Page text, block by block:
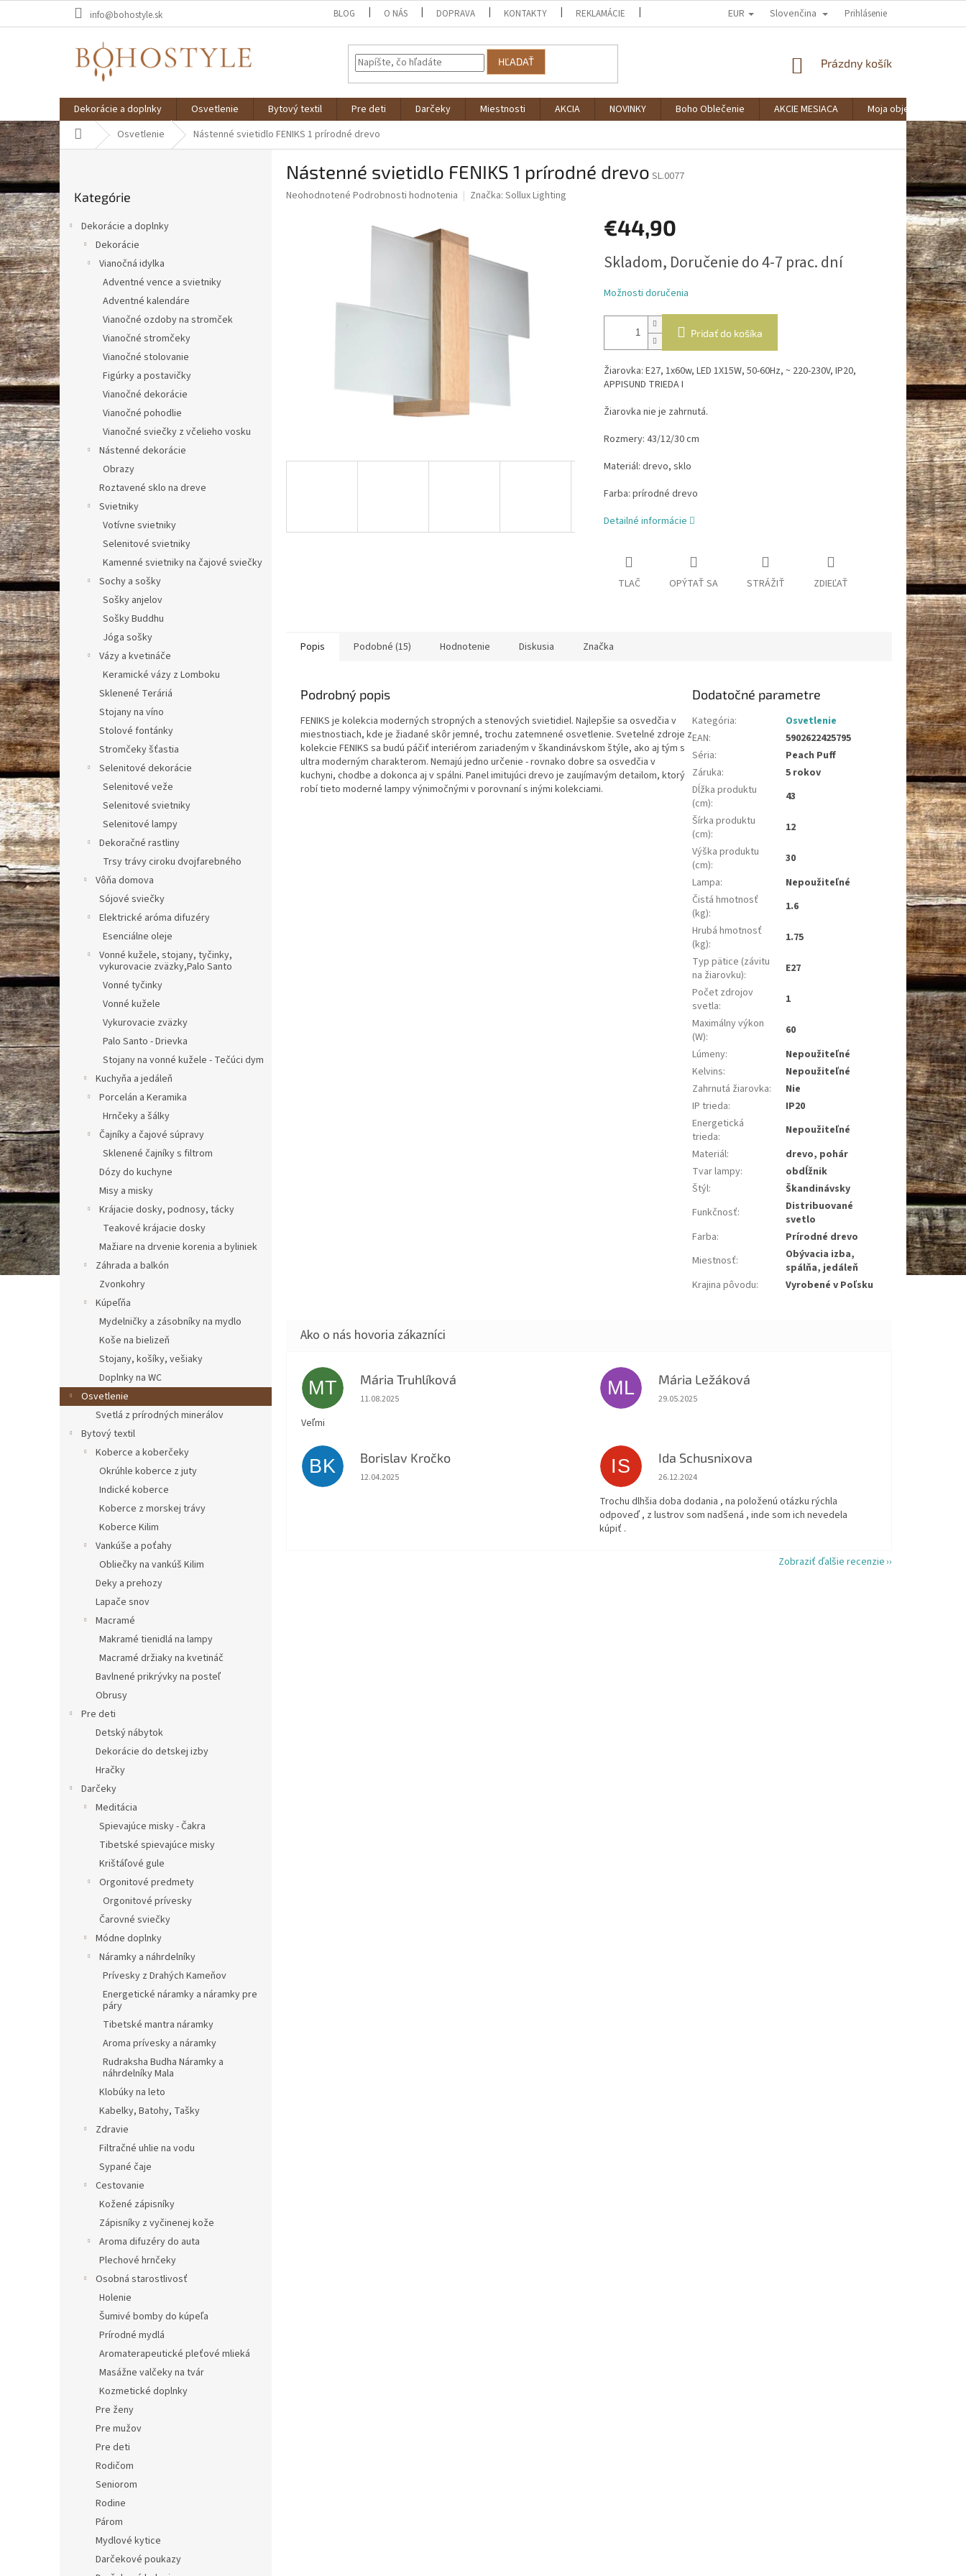
info@bohostyle.sk BLOG O NÁS DOPRAVA KONTAKTY REKLAMÁCIE SPOLUPRÁCA VERNOSTNÝ KLUB BOHOSTYLE
EUR Slovenčina Prihlásenie
HĽADAŤ
NÁKUPNÝ
Prázdny košík
Dekorácie a doplnky Osvetlenie Bytový textil Pre deti Darčeky Miestnosti AKCIA NOVINKY Boho Oblečenie AKCIE MESIACA
Moja objednávka
Domov Osvetlenie Nástenné svietidlo FENIKS 1 prírodné drevo
B
o
č
n
ý
p
a
n
e
l
kategórie
Kategórie
Dekorácie a doplnky
Dekorácie
Vianočná idylka
Adventné vence a svietniky
Adventné kalendáre
Vianočné ozdoby na stromček
Vianočné stromčeky
Vianočné stolovanie
Figúrky a postavičky
Vianočné dekorácie
Vianočné pohodlie
Vianočné sviečky z včelieho vosku
Nástenné dekorácie
Obrazy
Roztavené sklo na dreve
Svietniky
Votívne svietniky
Selenitové svietniky
Kamenné svietniky na čajové sviečky
Sochy a sošky
Sošky anjelov
Sošky Buddhu
Jóga sošky
Vázy a kvetináče
Keramické vázy z Lomboku
Sklenené Teráriá
Stojany na víno
Stolové fontánky
Stromčeky šťastia
Selenitové dekorácie
Selenitové veže
Selenitové svietniky
Selenitové lampy
Dekoračné rastliny
Trsy trávy ciroku dvojfarebného
Vôňa domova
Sójové sviečky
Elektrické aróma difuzéry
Esenciálne oleje
Vonné kužele, stojany, tyčinky,
vykurovacie zväzky,Palo Santo
Vonné tyčinky
Vonné kužele
Vykurovacie zväzky
Palo Santo - Drievka
Stojany na vonné kužele - Tečúci dym
Kuchyňa a jedáleň
Porcelán a Keramika
Hrnčeky a šálky
Čajníky a čajové súpravy
Sklenené čajníky s filtrom
Dózy do kuchyne
Misy a misky
Krájacie dosky, podnosy, tácky
Teakové krájacie dosky
Mažiare na drvenie korenia a byliniek
Záhrada a balkón
Zvonkohry
Kúpeľňa
Mydelničky a zásobníky na mydlo
Koše na bielizeň
Stojany, košíky, vešiaky
Doplnky na WC
Osvetlenie
Svetlá z prírodných minerálov
Bytový textil
Koberce a koberčeky
Okrúhle koberce z juty
Indické koberce
Koberce z morskej trávy
Koberce Kilim
Vankúše a poťahy
Obliečky na vankúš Kilim
Deky a prehozy
Lapače snov
Macramé
Makramé tienidlá na lampy
Macramé držiaky na kvetináč
Bavlnené prikrývky na posteľ
Obrusy
Pre deti
Detský nábytok
Dekorácie do detskej izby
Hračky
Darčeky
Meditácia
Spievajúce misky - Čakra
Tibetské spievajúce misky
Krištáľové gule
Orgonitové predmety
Orgonitové prívesky
Čarovné sviečky
Módne doplnky
Náramky a náhrdelníky
Prívesky z Drahých Kameňov
Energetické náramky a náramky pre
páry
Tibetské mantra náramky
Aroma prívesky a náramky
Rudraksha Budha Náramky a
náhrdelníky Mala
Klobúky na leto
Kabelky, Batohy, Tašky
Zdravie
Filtračné uhlie na vodu
Sypané čaje
Cestovanie
Kožené zápisníky
Zápisníky z vyčinenej kože
Aroma difuzéry do auta
Plechové hrnčeky
Osobná starostlivosť
Holenie
Šumivé bomby do kúpeľa
Prírodné mydlá
Aromaterapeutické pleťové mlieká
Masážne valčeky na tvár
Kozmetické doplnky
Pre ženy
Pre mužov
Pre deti
Rodičom
Seniorom
Rodine
Párom
Mydlové kytice
Darčekové poukazy
Nástenné svietidlo FENIKS 1 prírodné drevo SL.0077
Priemerné
Neohodnotené Podrobnosti hodnotenia Značka: Sollux Lighting
€44,90
cena:
Skladom, Doručenie do 4-7 prac. dní
Možnosti doručenia
Pridať do košíka
Žiarovka: E27, 1x60w, LED 1X15W, 50-60Hz, ~ 220-230V, IP20,
APPISUND TRIEDA I
Žiarovka nie je zahrnutá.
Rozmery: 43/12/30 cm
Materiál: drevo, sklo
Farba: prírodné drevo
Detailné informácie
TLAČ OPÝTAŤ SA STRÁŽIŤ ZDIEĽAŤ
Popis Podobné (15) Hodnotenie Diskusia Značka
Podrobný popis
FENIKS je kolekcia moderných stropných a stenových svietidiel. Najlepšie sa osvedčia v
miestnostiach, kde je žiadané skôr jemné, trochu zatemnené osvetlenie. Svetelné zdroje z
kolekcie FENIKS sa budú páčiť interiérom zariadeným v škandinávskom štýle, ako aj tým s
ultra moderným charakterom. Nemajú jedno určenie - rovnako dobre sa osvedčia v
kuchyni, chodbe a dokonca aj v spálni. Panel imitujúci drevo je zaujímavým detailom, ktorý
robí tieto moderné lampy výnimočnými v porovnaní s inými kolekciami.
Dodatočné parametre
Kategória:
Osvetlenie
EAN:
5902622425795
Séria:
Peach Puff
Záruka:
5 rokov
Dĺžka produktu
(cm):
43
Šírka produktu
(cm):
12
Výška produktu
(cm):
30
Lampa:
Nepoužiteľné
Čistá hmotnosť
(kg):
1.6
Hrubá hmotnosť
(kg):
1.75
Typ pätice (závitu
na žiarovku):
E27
Počet zdrojov
svetla:
1
Maximálny výkon
(W):
60
Lúmeny:
Nepoužiteľné
Kelvins:
Nepoužiteľné
Zahrnutá žiarovka:
Nie
IP trieda:
IP20
Energetická
trieda:
Nepoužiteľné
Materiál:
drevo, pohár
Tvar lampy:
obdĺžnik
Štýl:
Škandinávsky
Funkčnosť:
Distribuované
svetlo
Farba:
Prírodné drevo
Miestnosť:
Obývacia izba,
spálňa, jedáleň
Krajina pôvodu: Vyrobené v Poľsku
MT Mária Truhlíková
Hodnotenie obchodu je 5 z 5 hviezdičiek.
11.08.2025
Veľmi
ML Mária Ležáková
Hodnotenie obchodu je 5 z 5 hviezdičiek.
29.05.2025
BK Borislav Kročko
Hodnotenie obchodu je 5 z 5 hviezdičiek.
12.04.2025
IS Ida Schusnixova
Hodnotenie obchodu je 5 z 5 hviezdičiek.
26.12.2024
Trochu dlhšia doba dodania , na položenú otázku rýchla
odpoveď , z lustrov som nadšená , inde som ich nevedela
kúpiť .
Zobraziť ďalšie recenzie